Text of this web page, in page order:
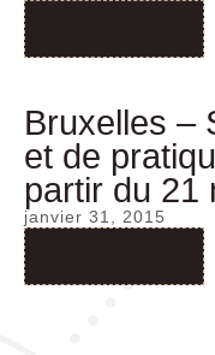
Bruxelles –
et de
partir du 21
janvier 31, 2015